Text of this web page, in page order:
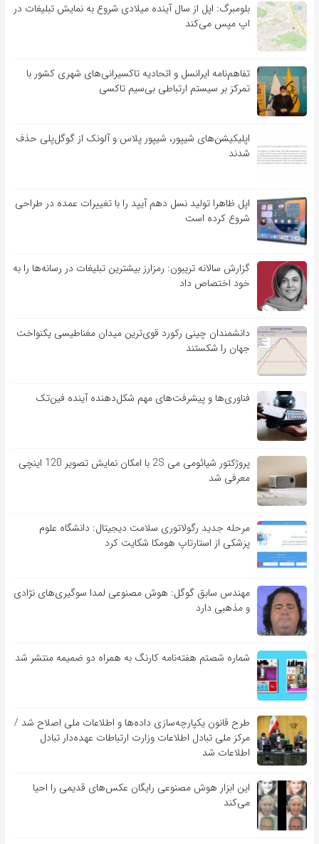
بلومبرگ: اپل از سال آینده میلادی شروع به نمایش تبلیغات در
اپ مپس می‌کند
تفاهم‌نامه‌ ایرانسل و اتحادیه تاکسیرانی‌های شهری کشور با
تمرکز بر سیستم ارتباطی بی‌سیم تاکسی
اپلیکیشن‌های شیپور، شیپور پلاس و آلونک از گوگل‌پلی حذف
شدند
اپل ظاهرا تولید نسل دهم آیپد را با تغییرات عمده در طراحی
شروع کرده است
گزارش سالانه تریبون: رمزارز بیشترین تبلیغات در رسانه‌ها را به
خود اختصاص داد
دانشمندان چینی رکورد قوی‌ترین میدان مغناطیسی یکنواخت
جهان را شکستند
فناوری‌ها و پیشرفت‌های مهم شکل‌دهنده آینده فین‌تک
پروژکتور شیائومی می 2S با امکان نمایش تصویر 120 اینچی
معرفی شد
مرحله جدید رگولاتوری سلامت دیجیتال: دانشگاه علوم
پزشکی از استارتاپ هومکا شکایت کرد
مهندس سابق گوگل: هوش مصنوعی لمدا سوگیری‌های نژادی
و مذهبی دارد
شماره شصتم هفته‌نامه کارنگ به همراه دو ضمیمه منتشر شد
طرح قانون یکپارچه‌سازی داده‌ها و اطلاعات ملی اصلاح شد /
مرکز ملی تبادل اطلاعات وزارت ارتباطات عهده‌دار تبادل
اطلاعات شد
این ابزار هوش مصنوعی رایگان عکس‌های قدیمی را احیا
می‌کند